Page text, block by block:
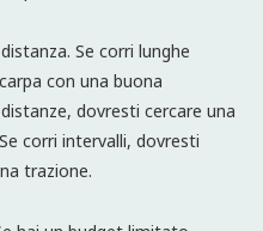
Se corri lunghe
con una buona
dovresti cercare una
corri intervalli, dovresti
trazione.